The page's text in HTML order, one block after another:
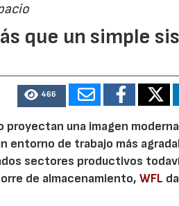
que un simple
466
una imagen
entorno de trabajo más
sectores productivos
de almacenamiento,WFL